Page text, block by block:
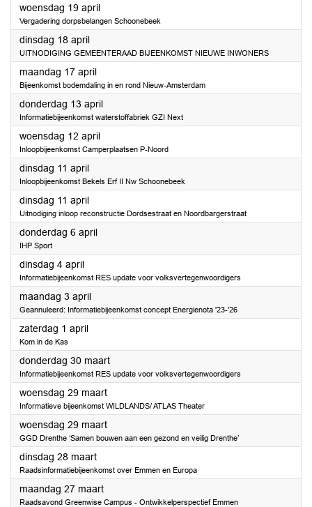
woensdag 19 april2023
Vergadering dorpsbelangen Schoonebeek
dinsdag 18 april2023
UITNODIGING GEMEENTERAAD BIJEENKOMST NIEUWE INWONERS
maandag 17 april2023
Bijeenkomst bodemdaling in en rond Nieuw-Amsterdam
donderdag 13 april2023
Informatiebijeenkomst waterstoffabriek GZI Next
woensdag 12 april2023
Inloopbijeenkomst Camperplaatsen P-Noord
dinsdag 11 april2023
Inloopbijeenkomst Bekels Erf II Nw Schoonebeek
dinsdag 11 april2023
Uitnodiging inloop reconstructie Dordsestraat en Noordbargerstraat
donderdag 6 april2023
IHP Sport
dinsdag 4 april2023
Informatiebijeenkomst RES update voor volksvertegenwoordigers
maandag 3 april2023
Geannuleerd: Informatiebijeenkomst concept Energienota '23-'26
zaterdag 1 april2023
Kom in de Kas
donderdag 30 maart2023
Informatiebijeenkomst RES update voor volksvertegenwoordigers
woensdag 29 maart2023
Informatieve bijeenkomst WILDLANDS/ ATLAS Theater
woensdag 29 maart2023
GGD Drenthe ‘Samen bouwen aan een gezond en veilig Drenthe’
dinsdag 28 maart2023
Raadsinformatiebijeenkomst over Emmen en Europa
maandag 27 maart2023
Raadsavond Greenwise Campus - Ontwikkelperspectief Emmen